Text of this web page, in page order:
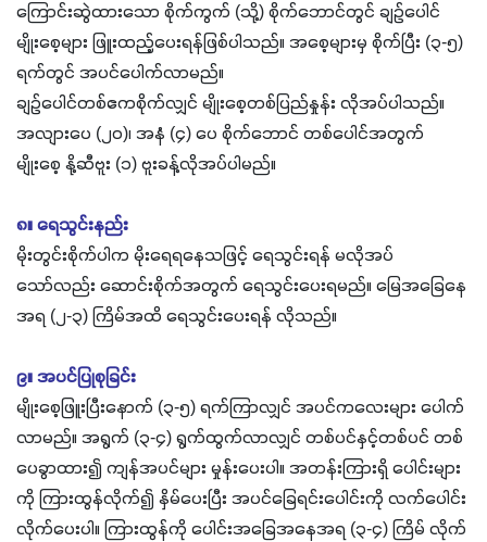
ကြောင်းဆွဲထားသော စိုက်ကွက် (သို့) စိုက်ဘောင်တွင် ချဉ်ပေါင်
မျိုးစေ့များ ဖြူးထည့်ပေးရန်ဖြစ်ပါသည်။ အစေ့များမှ စိုက်ပြီး (၃-၅)
ရက်တွင် အပင်ပေါက်လာမည်။
ချဉ်ပေါင်တစ်ဧကစိုက်လျှင် မျိုးစေ့တစ်ပြည်နှုန်း လိုအပ်ပါသည်။
အလျားပေ (၂၀)၊ အနံ (၄) ပေ စိုက်ဘောင် တစ်ပေါင်အတွက်
မျိုးစေ့ နို့ဆီဗူး (၁) ဗူးခန့်လိုအပ်ပါမည်။
၈။ ရေသွင်းနည်း
မိုးတွင်းစိုက်ပါက မိုးရေရနေသဖြင့် ရေသွင်းရန် မလိုအပ်
သော်လည်း ဆောင်းစိုက်အတွက် ရေသွင်းပေးရမည်။ မြေအခြေနေ
အရ (၂-၃) ကြိမ်အထိ ရေသွင်းပေးရန် လိုသည်။
၉။ အပင်ပြုစုခြင်း
မျိုးစေ့ဖြူးပြီးနောက် (၃-၅) ရက်ကြာလျှင် အပင်ကလေးများ ပေါက်
လာမည်။ အရွက် (၃-၄) ရွက်ထွက်လာလျှင် တစ်ပင်နှင့်တစ်ပင် တစ်
ပေခွာထား၍ ကျန်အပင်များ မှုန်းပေးပါ။ အတန်းကြားရှိ ပေါင်းများ
ကို ကြားထွန်လိုက်၍ နှိမ်ပေးပြီး အပင်ခြေရင်းပေါင်းကို လက်ပေါင်း
လိုက်ပေးပါ။ ကြားထွန်ကို ပေါင်းအခြေအနေအရ (၃-၄) ကြိမ် လိုက်